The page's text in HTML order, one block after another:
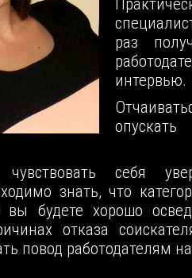
раз
интервью.
себя
знать, что
вы будете хорошо
отказа
повод работодателям